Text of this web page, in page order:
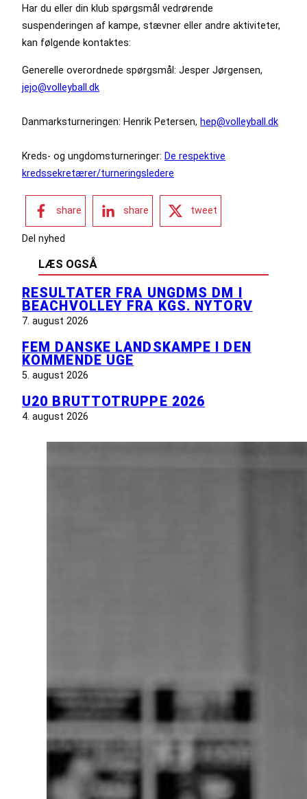
Har du eller din klub spørgsmål vedrørende
suspenderingen af kampe, stævner eller andre aktiviteter,
kan følgende kontaktes:
Generelle overordnede spørgsmål: Jesper Jørgensen,
jejo@volleyball.dk
Danmarksturneringen: Henrik Petersen, hep@volleyball.dk
Kreds- og ungdomsturneringer: De respektive
kredssekretærer/turneringsledere
share share tweet
Del nyhed
LÆS OGSÅ
RESULTATER FRA UNGDMS DM I
BEACHVOLLEY FRA KGS. NYTORV
7. august 2026
FEM DANSKE LANDSKAMPE I DEN
KOMMENDE UGE
5. august 2026
U20 BRUTTOTRUPPE 2026
4. august 2026